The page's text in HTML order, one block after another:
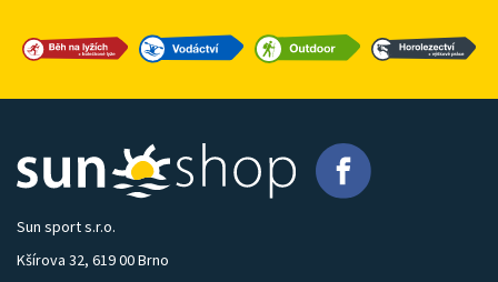
Sun sport s.r.o.
Kšírova 32, 619 00 Brno